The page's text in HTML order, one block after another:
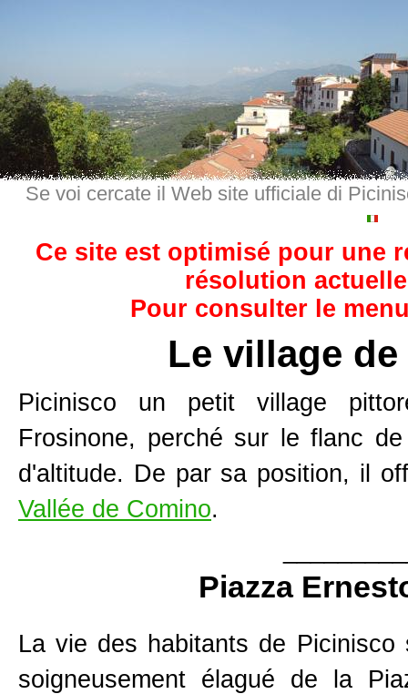
Se voi cercate il Web site ufficiale di
Ce site est optimisé pour une
résolution
Pour consulter le
Le village
Picinisco un petit village
Frosinone, perché sur le flanc
d'altitude. De par sa position, il
Vallée de Comino.
Piazza
La vie des habitants de Picinisco
soigneusement élagué de la